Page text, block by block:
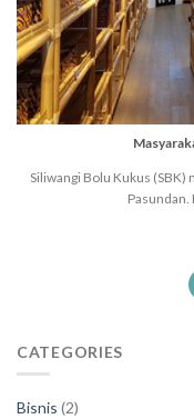
CATEGORIES
Bisnis (2)
Siliwangi Bolu Kukus
Pasundan.